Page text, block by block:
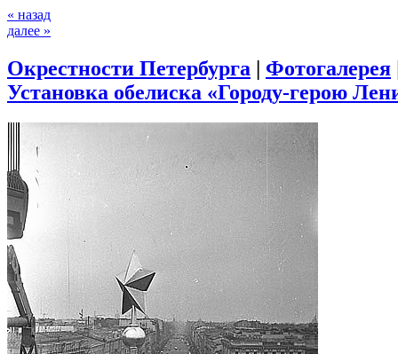
« назад
далее »
Окрестности Петербурга | Фотогалерея
Установка обелиска «Городу-герою